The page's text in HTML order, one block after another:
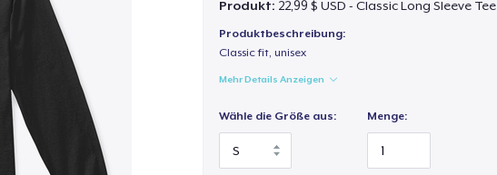
Produkt: 22,99 $ USD - Classic Long Sleeve Tee
Produktbeschreibung:
Classic fit, unisex
Mehr Details Anzeigen
Wähle die Größe aus: Menge: